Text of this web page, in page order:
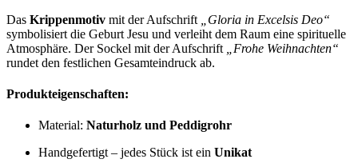
Das Krippenmotiv mit der Aufschrift
„Gloria in Excelsis Deo“
symbolisiert die Geburt Jesu und verleiht dem Raum eine spirituelle
Atmosphäre. Der Sockel mit der Aufschrift
„Frohe Weihnachten“
rundet den festlichen Gesamteindruck ab.
Produkteigenschaften:
Material: Naturholz und Peddigrohr
Handgefertigt – jedes Stück ist ein Unikat